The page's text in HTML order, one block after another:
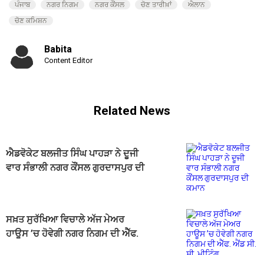
ਪੰਜਾਬ ਨਗਰ ਨਿਗਮ ਨਗਰ ਕੌਂਸਲ ਚੋਣ ਤਾਰੀਖ਼ਾਂ
ਐਲਾਨ
ਚੋਣ ਕਮਿਸ਼ਨ
Babita
Content Editor
Related News
ਐਡਵੋਕੇਟ ਬਲਜੀਤ ਸਿੰਘ ਪਾਹੜਾ ਨੇ ਦੂਜੀ
ਵਾਰ ਸੰਭਾਲੀ ਨਗਰ ਕੌਂਸਲ ਗੁਰਦਾਸਪੁਰ ਦੀ
ਸਖ਼ਤ ਸੁਰੱਖਿਆ ਵਿਚਾਲੇ ਅੱਜ ਮੇਅਰ
ਹਾਊਸ ’ਚ ਹੋਵੇਗੀ ਨਗਰ ਨਿਗਮ ਦੀ ਐੱਫ.